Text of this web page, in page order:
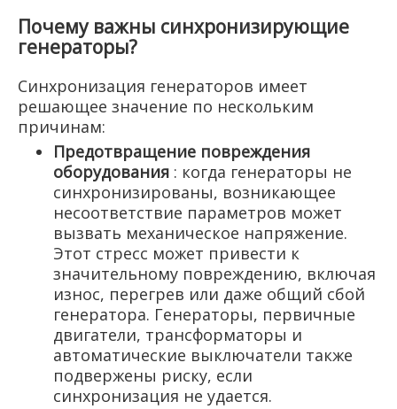
Почему важны синхронизирующие
генераторы?
Синхронизация генераторов имеет
решающее значение по нескольким
причинам:
Предотвращение повреждения
оборудования : когда генераторы не
синхронизированы, возникающее
несоответствие параметров может
вызвать механическое напряжение.
Этот стресс может привести к
значительному повреждению, включая
износ, перегрев или даже общий сбой
генератора. Генераторы, первичные
двигатели, трансформаторы и
автоматические выключатели также
подвержены риску, если
синхронизация не удается.